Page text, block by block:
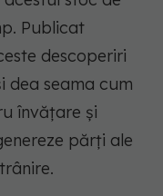
Publicat
descoperiri
dea seama cum
învățare și
părți ale